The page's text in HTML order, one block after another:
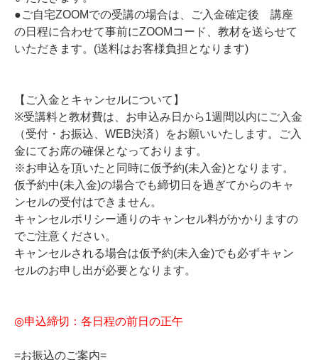
●ご自宅ZOOMでの受講の場合は、ご入金確定後 講座
の日程に合わせて事前にZOOMコード、教材を送らせて
いただきます。(送料はお客様負担となります)
【ご入金とキャンセルについて】
※受講料と教材費は、お申込み日から1週間以内にご入金
（受付・お振込、WEB決済）をお願いいたします。ご入
金にてお席の確保となっております。
※お申込を頂いたと同時に仮予約(未入金)となります。
仮予約中(未入金)の場合でも締切日を過ぎてからのキャ
ンセルの受付はできません。
キャンセルポリシー通りのキャンセル料がかかりますの
でご注意ください。
キャンセルされる場合は仮予約(未入金)でも必ずキャン
セルのお申し出が必要となります。
◎申込締切：各日程の前日の正午
=お振込のご案内=